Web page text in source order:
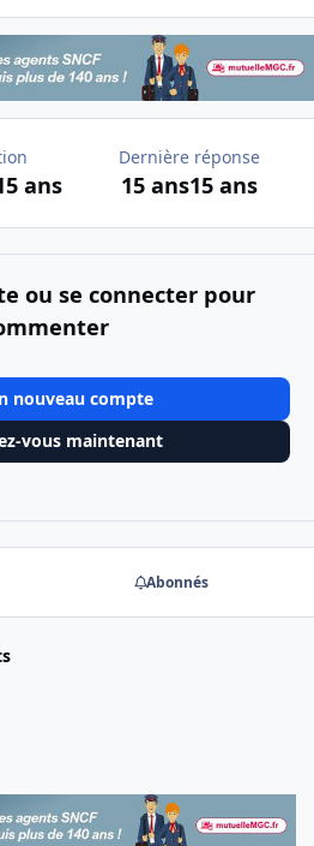
ans
Dernière réponse
15 ans15 ans
ou se connecter pour
nouveau compte
vous maintenant
Abonnés